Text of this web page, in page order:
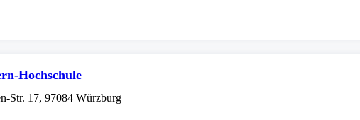
Hochschule
Str. 17, 97084 Würzburg